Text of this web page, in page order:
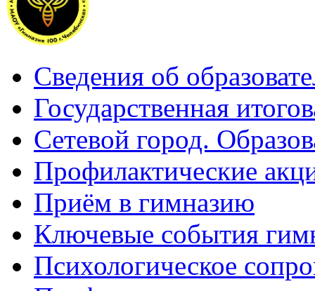
Сведения об
Государственная
Сетевой город.
Профилактические
Приём в гимназию
Ключевые события
Психологическое